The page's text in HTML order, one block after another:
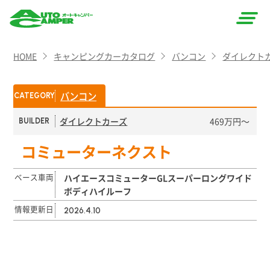
CAMPER
（オート
キャン
パー）
HOME キャンピングカーカタログ バンコン ダイレクト
CATEGORY バンコン
BUILDER ダイレクトカーズ 469万円〜
コミューターネクスト
ベース車両
ハイエースコミューターGLスーパーロングワイド
ボディハイルーフ
情報更新日 2026.4.10